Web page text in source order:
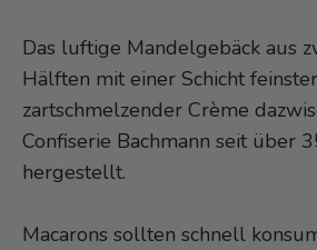
Das luftige Mandelgebäck aus
Hälften mit einer Schicht
zartschmelzender Crème
Confiserie Bachmann seit über
hergestellt.
Macarons sollten schnell